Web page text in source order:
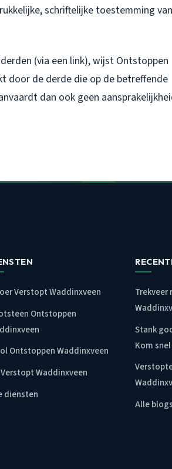
schriftelijke toestemming van
(via een link), wijst Ontstoppen
door de derde die op de betreffende
dan ook geen
Verstopt Waddinxveen
Ontstoppen
Ontstoppen Waddinxveen
Waddinxveen
diensten
Stank
Kom
Alle